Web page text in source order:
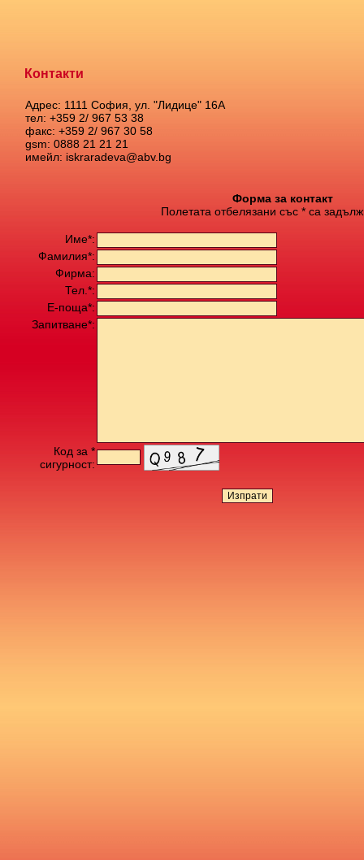
Контакти
Адрес: 1111 София, ул. "Лидице" 16А
тел: +359 2/ 967 53 38
факс: +359 2/ 967 30 58
gsm: 0888 21 21 21
имейл: iskraradeva@abv.bg
Форма за контакт
Полетата отбелязани със * са
Име*:
Фамилия*:
Фирма:
Тел.*:
Е-поща*:
Запитване*:
Код за *
сигурност: